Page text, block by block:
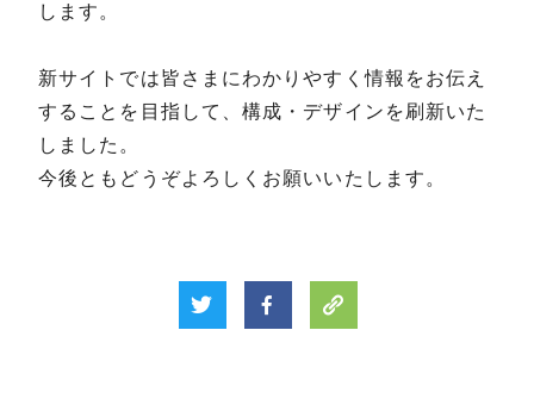
します。
新サイトでは皆さまにわかりやすく情報をお伝え
することを目指して、構成・デザインを刷新いた
しました。
今後ともどうぞよろしくお願いいたします。